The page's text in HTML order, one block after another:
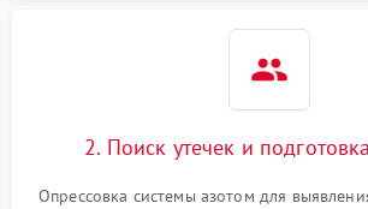
1800 ₽
2. Поиск утечек и
Опрессовка системы азотом для